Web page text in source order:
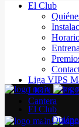
El Club
Liga VIPS
LIGA VIPS
Cantera
El Club